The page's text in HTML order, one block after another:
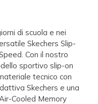
di scuola e nei
Skechers Slip-
Con il nostro
sportivo slip-on
tecnico con
Skechers e una
Cooled Memory